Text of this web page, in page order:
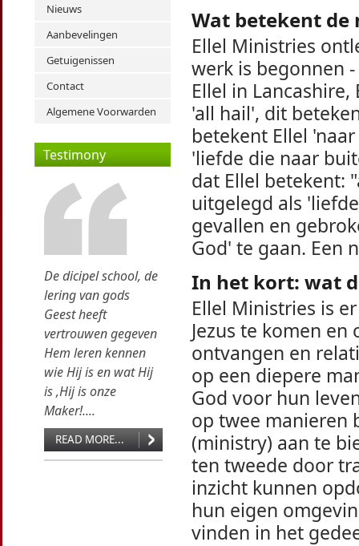
Nieuws
Aanbevelingen
Getuigenissen
Contact
Algemene Voorwarden
Testimony
De dicipel school, de
lering van gods
Geest heeft
vertrouwen gegeven
Hem leren kennen
wie Hij is en wat Hij
is ,Hij is onze
Maker!....
READ MORE...
Wat betekent de
Ellel Ministries
werk is begonnen
Ellel in
'all hail', dit
betekent Ellel
'liefde die naar
dat Ellel betekent:
uitgelegd als
gevallen en
God' te gaan. Een
In het kort: wat
Ellel Ministries is
Jezus te komen
ontvangen en
op een diepere
God voor hun
op twee manieren
(ministry) aan te
ten tweede door
inzicht kunnen
hun eigen
vinden in het